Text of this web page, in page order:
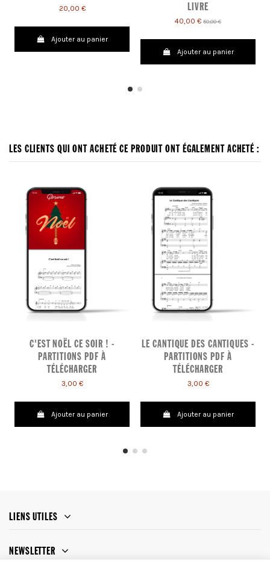
20,00 €
Ajouter au panier
LIVRE
40,00 € 50,00 €
Ajouter au panier
LES CLIENTS QUI ONT ACHETÉ CE PRODUIT ONT ÉGALEMENT ACHETÉ :
C'EST NOËL CE SOIR ! -
PARTITIONS PDF À
TÉLÉCHARGER
3,00 €
Ajouter au panier
LE CANTIQUE DES CANTIQUES -
PARTITIONS PDF À
TÉLÉCHARGER
3,00 €
Ajouter au panier
LIENS UTILES
NEWSLETTER